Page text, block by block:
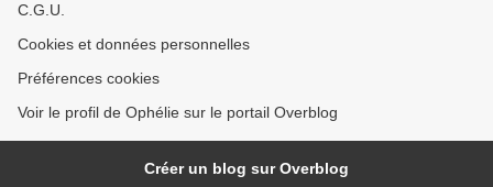
C.G.U.
Cookies et données personnelles
Préférences cookies
Voir le profil de Ophélie sur le portail Overblog
Créer un blog sur Overblog